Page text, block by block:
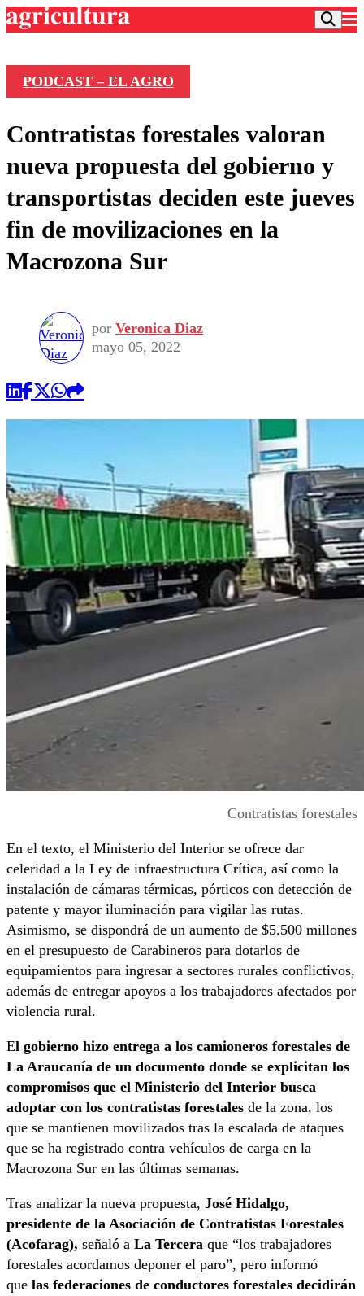
Frecuencias
Agricultura TV
Deportes
Colo Colo
Motor
Otros Deportes
Seleccion Chilena
Universidad Católica
Universidad de Chile
Entretención
Noticias
Dato Practico
Economía
Política
Sustentabilidad
Vida Social
Publicaciones en medios
Comercial
PODCAST – EL AGRO
Contratistas forestales valoran
nueva propuesta del gobierno y
transportistas deciden este jueves
fin de movilizaciones en la
Macrozona Sur
por Veronica Diaz
mayo 05, 2022
Contratistas forestales
En el texto, el Ministerio del Interior se ofrece dar
celeridad a la Ley de infraestructura Crítica, así como la
instalación de cámaras térmicas, pórticos con detección de
patente y mayor iluminación para vigilar las rutas.
Asimismo, se dispondrá de un aumento de $5.500 millones
en el presupuesto de Carabineros para dotarlos de
equipamientos para ingresar a sectores rurales conflictivos,
además de entregar apoyos a los trabajadores afectados por
violencia rural.
El gobierno hizo entrega a los camioneros forestales de
La Araucanía de un documento donde se explicitan los
compromisos que el Ministerio del Interior busca
adoptar con los contratistas forestales de la zona, los
que se mantienen movilizados tras la escalada de ataques
que se ha registrado contra vehículos de carga en la
Macrozona Sur en las últimas semanas.
Tras analizar la nueva propuesta, José Hidalgo,
presidente de la Asociación de Contratistas Forestales
(Acofarag), señaló a La Tercera que “los trabajadores
forestales acordamos deponer el paro”, pero informó
que las federaciones de conductores forestales decidirán